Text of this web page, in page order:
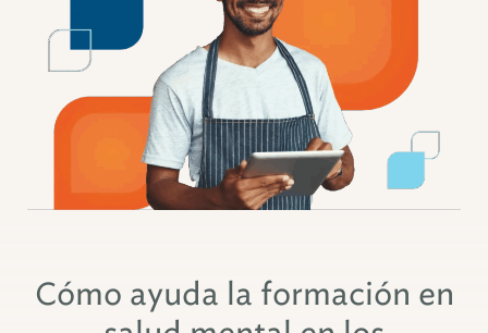
Cómo ayuda la formación en